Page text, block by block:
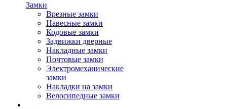
Замки
Врезные замки
Навесные замки
Кодовые замки
Задвижки дверные
Накладные замки
Почтовые замки
Электромеханические
замки
Накладки на замки
Велосипедные замки